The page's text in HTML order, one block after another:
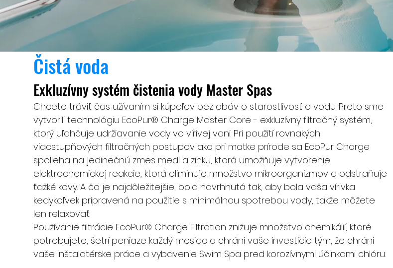
Čistá voda
Exkluzívny systém čistenia vody Master Spas
Chcete tráviť čas užívaním si kúpeľov bez obáv o starostlivosť o vodu. Preto sme
vytvorili technológiu EcoPur® Charge Master Core - exkluzívny filtračný systém,
ktorý uľahčuje udržiavanie vody vo vírivej vani. Pri použití rovnakých
viacstupňových filtračných postupov ako pri matke prírode sa EcoPur Charge
spolieha na jedinečnú zmes medi a zinku, ktorá umožňuje vytvorenie
elektrochemickej reakcie, ktorá eliminuje množstvo mikroorganizmov a odstraňuje
ťažké kovy. A čo je najdôležitejšie, bola navrhnutá tak, aby bola vaša vírivka
kedykoľvek pripravená na použitie s minimálnou spotrebou vody, takže môžete
len relaxovať.
Používanie filtrácie EcoPur® Charge Filtration znižuje množstvo chemikálií, ktoré
potrebujete, šetrí peniaze každý mesiac a chráni vaše investície tým, že chráni
vaše inštalatérske práce a vybavenie Swim Spa pred korozívnymi účinkami chlóru.